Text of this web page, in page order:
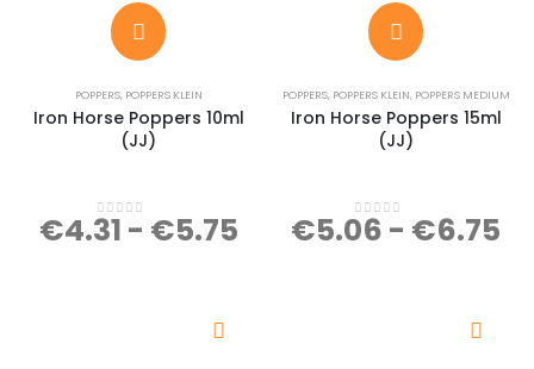
POPPERS, POPPERS KLEIN
Iron Horse Poppers 10ml
(JJ)
0out of 5
€4.31 - €5.75
POPPERS, POPPERS KLEIN, POPPERS MEDIUM
Iron Horse Poppers 15ml
(JJ)
0 out of 5
€5.06 - €6.75